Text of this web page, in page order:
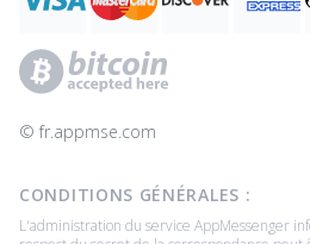
© ‌fr.appmse.com
CONDITIONS GÉNÉRALES :
L'administration du service AppMessenger